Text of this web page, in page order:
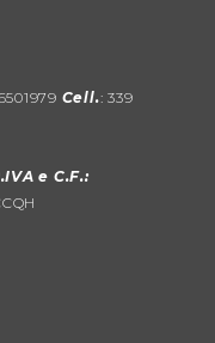
Cell.: 339
e C.F.: